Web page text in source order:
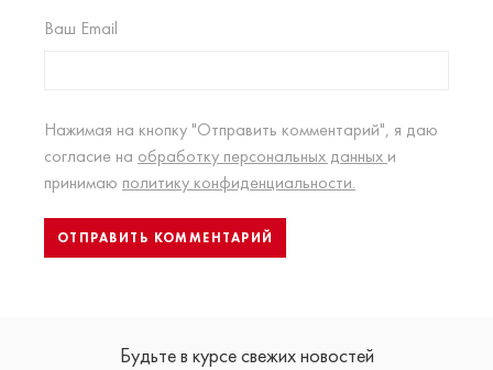
Ваш Email
Нажимая на кнопку "Отправить комментарий", я даю
согласие на обработку персональных данных и
принимаю политику конфиденциальности.
Будьте в курсе свежих новостей